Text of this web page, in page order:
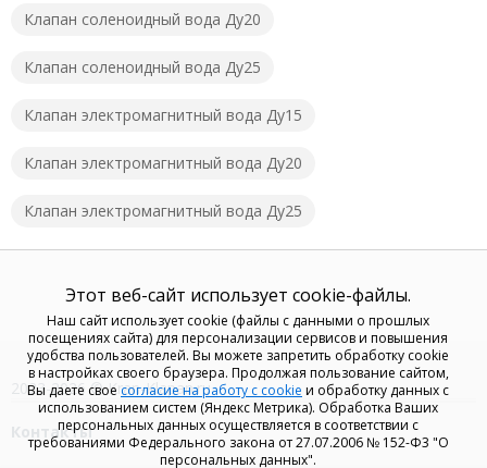
Клапан соленоидный вода Ду20
Клапан соленоидный вода Ду25
Клапан электромагнитный вода Ду15
Клапан электромагнитный вода Ду20
Клапан электромагнитный вода Ду25
2023-2026 © Kran-Klapan.ru
Этот веб-сайт использует cookie-файлы.
Наш сайт использует cookie (файлы с данными о прошлых
посещениях сайта) для персонализации сервисов и повышения
удобства пользователей. Вы можете запретить обработку cookie
в настройках своего браузера. Продолжая пользование сайтом,
Вы даете своесогласие на работу с cookie и обработку данных с
использованием систем (Яндекс Метрика). Обработка Ваших
персональных данных осуществляется в соответствии с
требованиями Федерального закона от 27.07.2006 № 152-Ф3 "О
персональных данных".
Контакты